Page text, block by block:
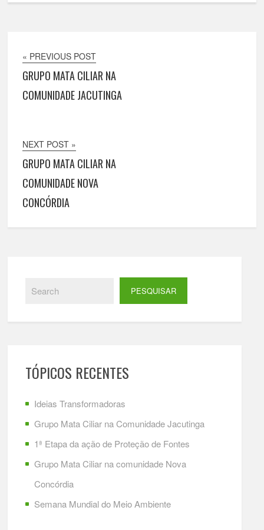
« PREVIOUS POST
GRUPO MATA CILIAR NA
COMUNIDADE JACUTINGA
NEXT POST »
GRUPO MATA CILIAR NA
COMUNIDADE NOVA
CONCÓRDIA
TÓPICOS RECENTES
Ideias Transformadoras
Grupo Mata Ciliar na Comunidade Jacutinga
1ª Etapa da ação de Proteção de Fontes
Grupo Mata Ciliar na comunidade Nova
Concórdia
Semana Mundial do Meio Ambiente